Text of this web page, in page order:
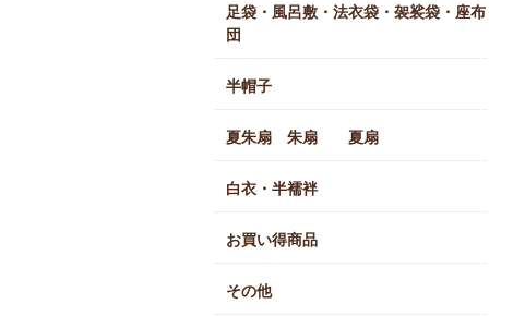
足袋・風呂敷・法衣袋・袈裟袋・座布
団
半帽子
夏朱扇 朱扇 夏扇
白衣・半襦袢
お買い得商品
その他